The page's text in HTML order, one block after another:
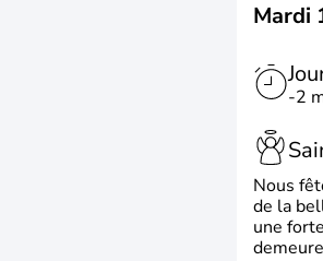
Mardi
-2
Nous
de la
une